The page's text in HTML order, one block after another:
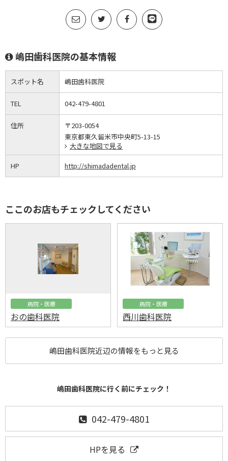
嶋田歯科医院の基本情報
スポット名 嶋田歯科医院
TEL 042-479-4801
住所
〒203-0054
東京都東久留米市中央町5-13-15
大きな地図で見る
HP http://shimadadental.jp
ここのお店もチェックしてください
病院・医療
おの歯科医院
病院・医療
西川歯科医院
嶋田歯科医院近辺の情報をもっと見る
嶋田歯科医院に行く前にチェック！
042-479-4801
HPを見る